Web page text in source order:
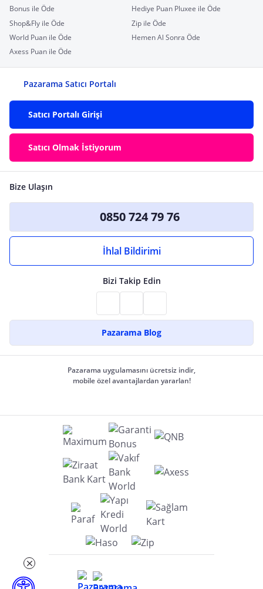
Bonus ile Öde
Hediye Puan Pluxee ile Öde
Shop&Fly ile Öde
Zip ile Öde
World Puan ile Öde
Hemen Al Sonra Öde
Axess Puan ile Öde
Pazarama Satıcı Portalı
Satıcı Portalı Girişi
Satıcı Olmak İstiyorum
Bize Ulaşın
0850 724 79 76
İhlal Bildirimi
Bizi Takip Edin
Pazarama Blog
Pazarama uygulamasını ücretsiz indir,
mobile özel avantajlardan yararlan!